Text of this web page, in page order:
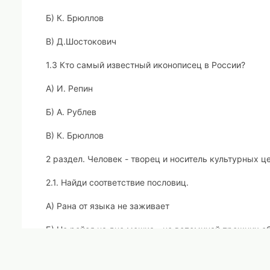
Б) К. Брюллов
В) Д.Шостокович
1.3 Кто самый известный иконописец в России?
А) И. Репин
Б) А. Рублев
В) К. Брюллов
2 раздел. Человек - творец и носитель культурных
2.1. Найди соответствие пословиц.
А) Рана от языка не заживает
Б) Не ройся на дне мешка - не вспоминай прежних